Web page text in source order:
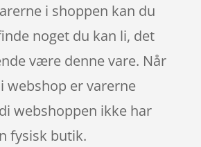
i shoppen kan du
noget du kan li, det
være denne vare. Når
webshop er varerne
webshoppen ikke har
fysisk butik.